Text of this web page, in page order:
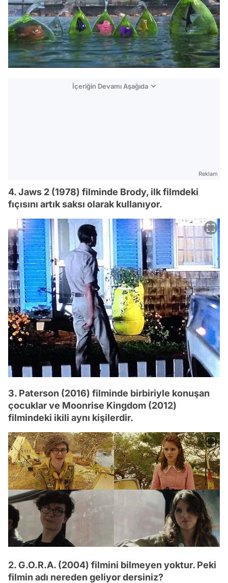
İçeriğin Devamı Aşağıda
Reklam
4. Jaws 2 (1978) filminde Brody, ilk filmdeki
fıçısını artık saksı olarak kullanıyor.
3. Paterson (2016) filminde birbiriyle konuşan
çocuklar ve Moonrise Kingdom (2012)
filmindeki ikili aynı kişilerdir.
2. G.O.R.A. (2004) filmini bilmeyen yoktur. Peki
filmin adı nereden geliyor dersiniz?